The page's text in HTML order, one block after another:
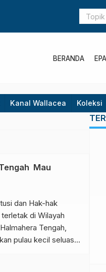
“Super Blue
BERANDA
Kanal Wallacea Koleksi
Mau
dan Hak-hak
di Wilayah
Tengah,
pulau kecil seluas